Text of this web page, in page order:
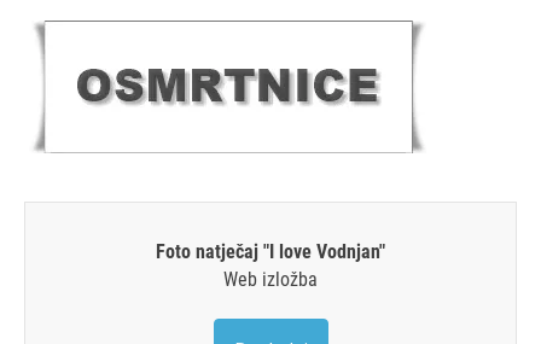
Foto natječaj "I love Vodnjan"
Web izložba